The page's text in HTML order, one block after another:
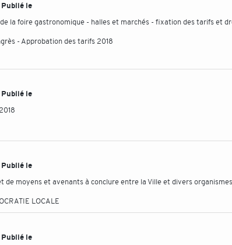
le
la foire gastronomique - halles et marchés - fixation des tarifs et
- Approbation des tarifs 2018
le
le
de moyens et avenants à conclure entre la Ville et divers organismes
LOCALE
le